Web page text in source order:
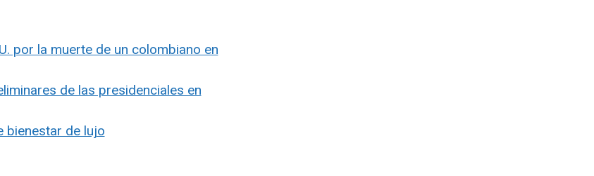
por la muerte de un colombiano en
de las presidenciales en
bienestar de lujo